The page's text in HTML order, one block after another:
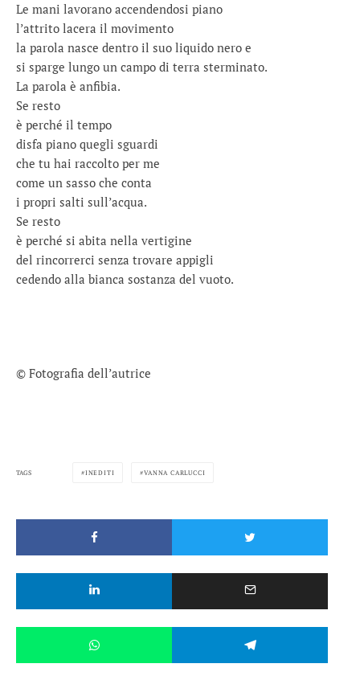
Le mani lavorano accendendosi piano
l’attrito lacera il movimento
la parola nasce dentro il suo liquido nero e
si sparge lungo un campo di terra sterminato.
La parola è anfibia.
Se resto
è perché il tempo
disfa piano quegli sguardi
che tu hai raccolto per me
come un sasso che conta
i propri salti sull’acqua.
Se resto
è perché si abita nella vertigine
del rincorrerci senza trovare appigli
cedendo alla bianca sostanza del vuoto.
© Fotografia dell’autrice
TAGS INEDITI VANNA CARLUCCI